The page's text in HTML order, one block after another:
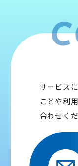
サービス
ことや利
合わせくだ